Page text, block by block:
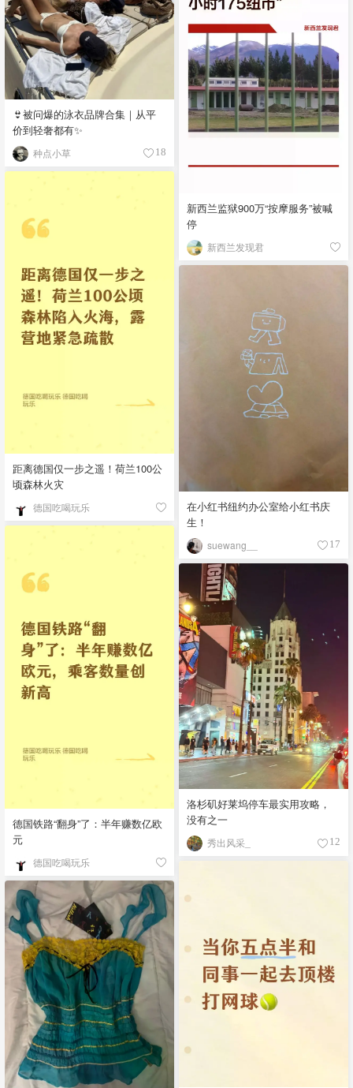
👙被问爆的泳衣品牌合集｜从平
价到轻奢都有✨
种点小草 18
新西兰监狱900万“按摩服务”被喊
停
新西兰发现君
距离德国仅一步之遥！荷兰100公
顷森林火灾
德国吃喝玩乐
在小红书纽约办公室给小红书庆
生！
suewang__ 17
德国铁路“翻身”了：半年赚数亿欧
元
德国吃喝玩乐
洛杉矶好莱坞停车最实用攻略，
没有之一
秀出风采_ 12